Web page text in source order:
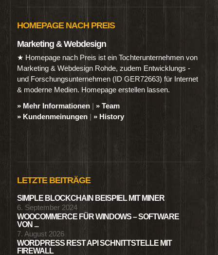
HOMEPAGE NACH PREIS
Marketing & Webdesign
★ Homepage nach Preis ist ein Tochterunternehmen von
Marketing & Webdesign Rohde, zudem Entwicklungs -
und Forschungsunternehmen (ID GER72663) für Internet
& moderne Medien. Homepage erstellen lassen.
» Mehr Informationen | » Team
» Kundenmeinungen | » History
LETZTE BEITRÄGE
SIMPLE BLOCKCHAIN BEISPIEL MIT MINER
6. September 2024
WOOCOMMERCE FÜR WINDOWS – SOFTWARE
VON ...
7. August 2026
WORDPRESS REST API SCHNITTSTELLE MIT
FIREWALL